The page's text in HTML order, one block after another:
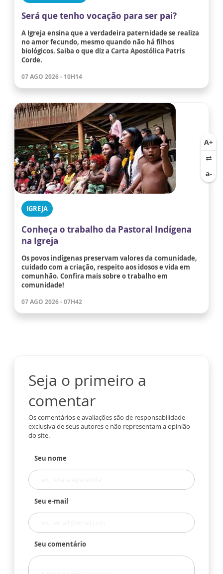
Será que tenho vocação para ser pai?
A Igreja ensina que a verdadeira paternidade se realiza
no amor fecundo, mesmo quando não há filhos
biológicos. Saiba o que diz a Carta Apostólica Patris
Corde.
07 AGO 2026 - 10H14
IGREJA
Conheça o trabalho da Pastoral Indígena
na Igreja
Os povos indígenas preservam valores da comunidade,
cuidado com a criação, respeito aos idosos e vida em
comunhão. Confira mais sobre o trabalho em
comunidade!
07 AGO 2026 - 07H42
Seja o primeiro a
comentar
Os comentários e avaliações são de responsabilidade
exclusiva de seus autores e não representam a opinião
do site.
Seu nome
Seu e-mail
Seu comentário